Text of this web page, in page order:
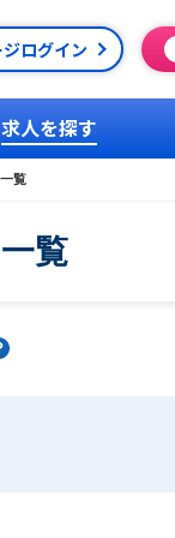
ログイン
求人を探す
覧
覧